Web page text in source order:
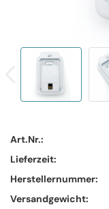
Art.Nr.:
Lieferzeit:
Herstellernummer:
Versandgewicht: